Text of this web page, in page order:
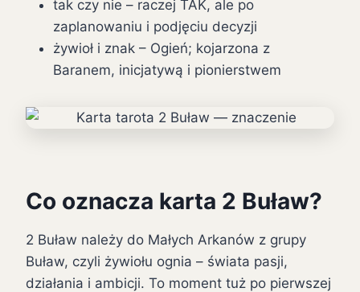
tak czy nie – raczej TAK, ale po
zaplanowaniu i podjęciu decyzji
żywioł i znak – Ogień; kojarzona z
Baranem, inicjatywą i pionierstwem
Co oznacza karta 2 Buław?
2 Buław należy do Małych Arkanów z grupy
Buław, czyli żywiołu ognia – świata pasji,
działania i ambicji. To moment tuż po pierwszej